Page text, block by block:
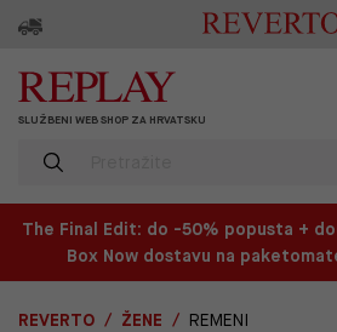
SLUŽBENI WEB SHOP ZA HRVATSKU
The Final Edit: do -50% popusta +
Box Now dostavu na
REVERTO ŽENE REMENI